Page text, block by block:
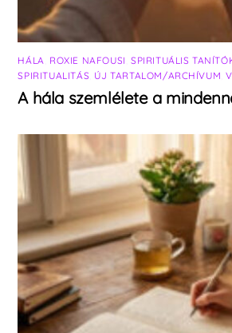
HÁLA ROXIE NAFOUSI SPIRITUÁLIS
SPIRITUALITÁS ÚJ TARTALOM/ARCHÍVUM ,
A hála szemlélete a